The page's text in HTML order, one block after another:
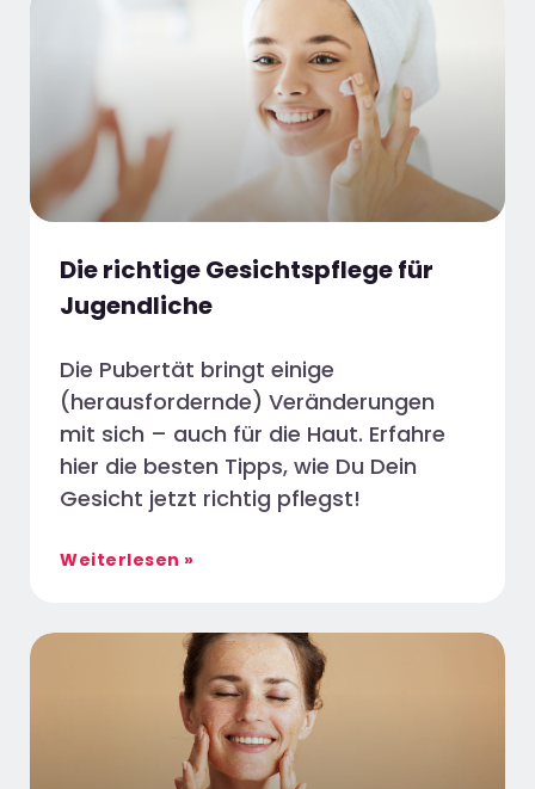
Die richtige Gesichtspflege für
Jugendliche
Die Pubertät bringt einige
(herausfordernde) Veränderungen
mit sich – auch für die Haut. Erfahre
hier die besten Tipps, wie Du Dein
Gesicht jetzt richtig pflegst!
Weiterlesen »